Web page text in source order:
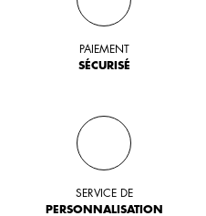
PAIEMENT
SÉCURISÉ
SERVICE DE
PERSONNALISATION